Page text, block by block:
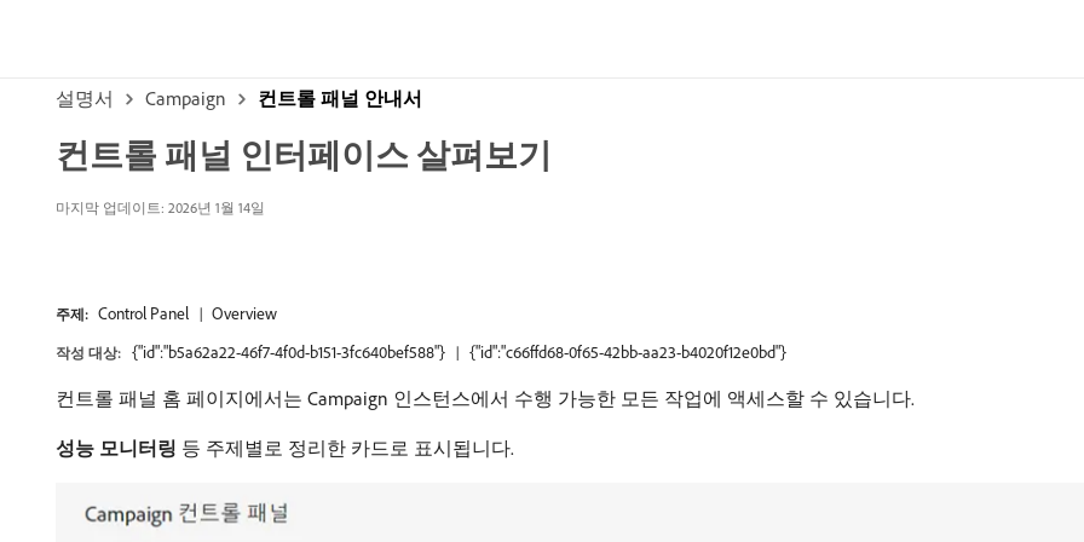
설명서 Campaign 컨트롤 패널 안내서
컨트롤 패널 인터페이스 살펴보기
마지막 업데이트: 2026년 1월 14일
주제: Control Panel Overview
작성 대상: {"id":"b5a62a22-46f7-4f0d-b151-3fc640bef588"} {"id":"c66ffd68-0f65-42bb-aa23-b4020f12e0bd"}
컨트롤 패널 홈 페이지에서는 Campaign 인스턴스에서 수행 가능한 모든 작업에 액세스할 수 있습니다.
성능 모니터링 등 주제별로 정리한 카드로 표시됩니다.